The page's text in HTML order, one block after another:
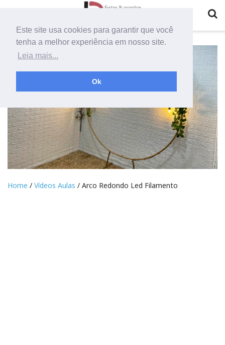
Este site usa cookies para garantir que você
tenha a melhor experiência em nosso site.
Leia mais...
Ok
Home / Vídeos Aulas / Arco Redondo Led Filamento